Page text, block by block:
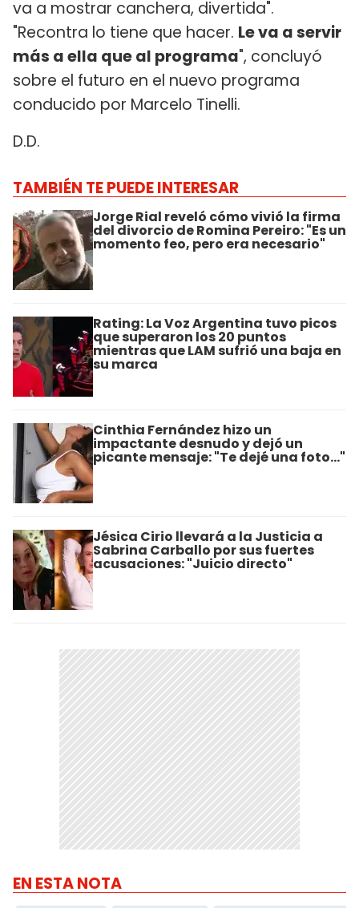
va a mostrar canchera, divertida".
"Recontra lo tiene que hacer. Le va a servir
más a ella que al programa", concluyó
sobre el futuro en el nuevo programa
conducido por Marcelo Tinelli.
D.D.
TAMBIÉN TE PUEDE INTERESAR
Jorge Rial reveló cómo vivió la firma
del divorcio de Romina Pereiro: "Es un
momento feo, pero era necesario"
Rating: La Voz Argentina tuvo picos
que superaron los 20 puntos
mientras que LAM sufrió una baja en
su marca
Cinthia Fernández hizo un
impactante desnudo y dejó un
picante mensaje: "Te dejé una foto..."
Jésica Cirio llevará a la Justicia a
Sabrina Carballo por sus fuertes
acusaciones: "Juicio directo"
EN ESTA NOTA